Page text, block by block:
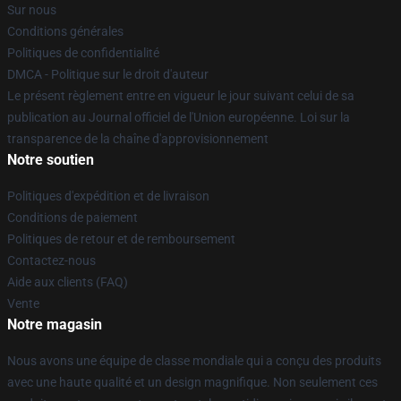
Sur nous
Conditions générales
Politiques de confidentialité
DMCA - Politique sur le droit d'auteur
Le présent règlement entre en vigueur le jour suivant celui de sa
publication au Journal officiel de l'Union européenne. Loi sur la
transparence de la chaîne d'approvisionnement
Notre soutien
Politiques d'expédition et de livraison
Conditions de paiement
Politiques de retour et de remboursement
Contactez-nous
Aide aux clients (FAQ)
Vente
Notre magasin
Nous avons une équipe de classe mondiale qui a conçu des produits
avec une haute qualité et un design magnifique. Non seulement ces